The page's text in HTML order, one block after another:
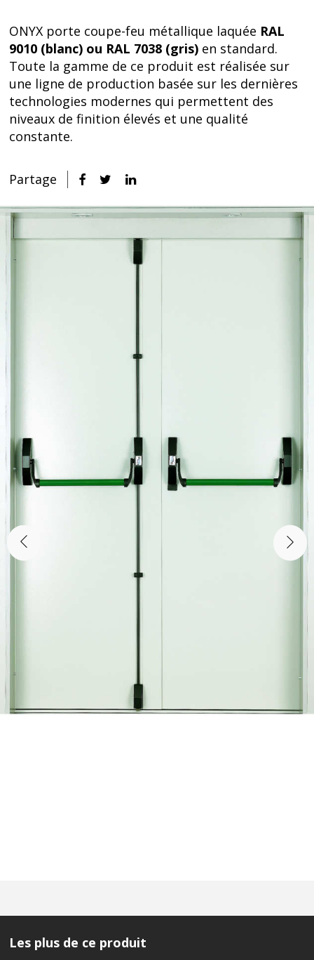
ONYX porte coupe-feu métallique laquée RAL
9010 (blanc) ou RAL 7038 (gris) en standard.
Toute la gamme de ce produit est réalisée sur
une ligne de production basée sur les dernières
technologies modernes qui permettent des
niveaux de finition élevés et une qualité
constante.
Partage
Les plus de ce produit